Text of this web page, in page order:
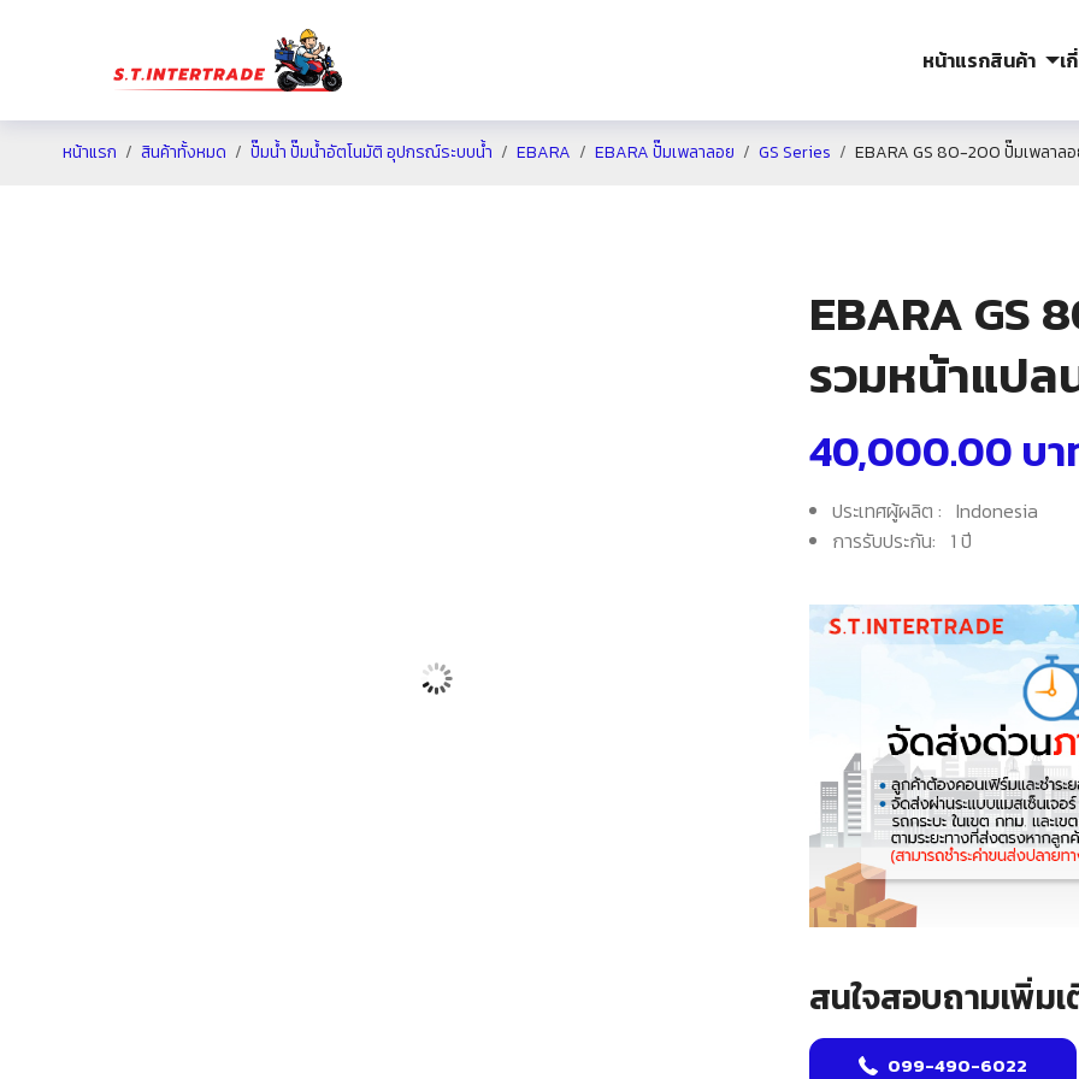
หน้าแรกสินค้า เ
หน้าแรก สินค้าทั้งหมด ปั๊มน้ำ ปั๊มน้ำอัตโนมัติ อุปกรณ์ระบบน้ำ EBARA EBARA ปั๊มเพลาลอย GS Series EBARA GS 80-200 ปั๊มเพลาล
EBARA GS
รวมหน้าแปล
40,000.00 บ
ประเทศผู้ผลิต : Indonesia
การรับประกัน: 1 ปี
สนใจสอบถามเพิ่ม
099-490-6022